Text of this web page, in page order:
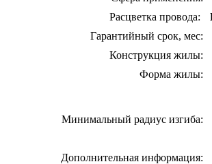
Расцветка провода:
Гарантийный срок, мес:
Конструкция жилы:
Форма жилы:
Минимальный радиус изгиба:
Дополнительная информация: